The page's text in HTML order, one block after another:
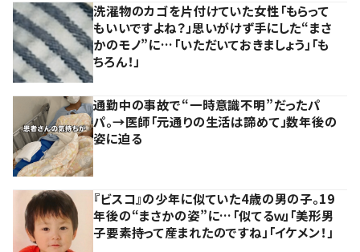
洗濯物のカゴを片付けていた女性「もらって
もいいですよね？」思いがけず手にした“まさ
かのモノ”に…「いただいておきましょう」「も
ちろん！」
通勤中の事故で“一時意識不明”だったパ
パ。→医師「元通りの生活は諦めて」数年後の
姿に迫る
『ビスコ』の少年に似ていた4歳の男の子。19
年後の“まさかの姿”に…「似てるｗ」「美形男
子要素持って産まれたのですね」「イケメン！」